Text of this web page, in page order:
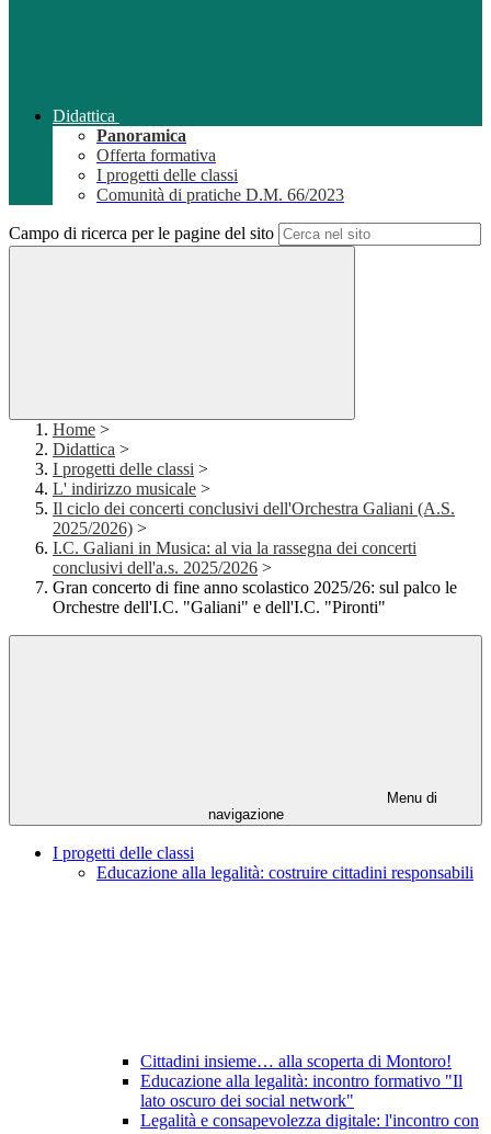
Didattica
Panoramica
Offerta formativa
I progetti delle classi
Comunità di pratiche D.M. 66/2023
Campo di ricerca per le pagine del sito
Home >
Didattica >
I progetti delle classi >
L' indirizzo musicale >
Il ciclo dei concerti conclusivi dell'Orchestra Galiani (A.S.
2025/2026) >
I.C. Galiani in Musica: al via la rassegna dei concerti
conclusivi dell'a.s. 2025/2026 >
Gran concerto di fine anno scolastico 2025/26: sul palco le
Orchestre dell'I.C. "Galiani" e dell'I.C. "Pironti"
Menu di
navigazione
I progetti delle classi
Educazione alla legalità: costruire cittadini responsabili
Cittadini insieme… alla scoperta di Montoro!
Educazione alla legalità: incontro formativo "Il
lato oscuro dei social network"
Legalità e consapevolezza digitale: l'incontro con